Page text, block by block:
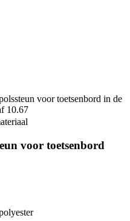
voor toetsenbord